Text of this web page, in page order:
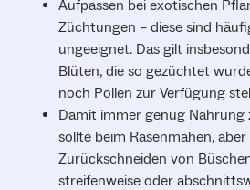
Aufpassen bei exotischen
Züchtungen – diese sind
ungeeignet. Das gilt
Blüten, die so gezüchtet
noch Pollen zur Verfügung
Damit immer genug Nahrung
sollte beim Rasenmähen, aber
Zurückschneiden von
streifenweise oder